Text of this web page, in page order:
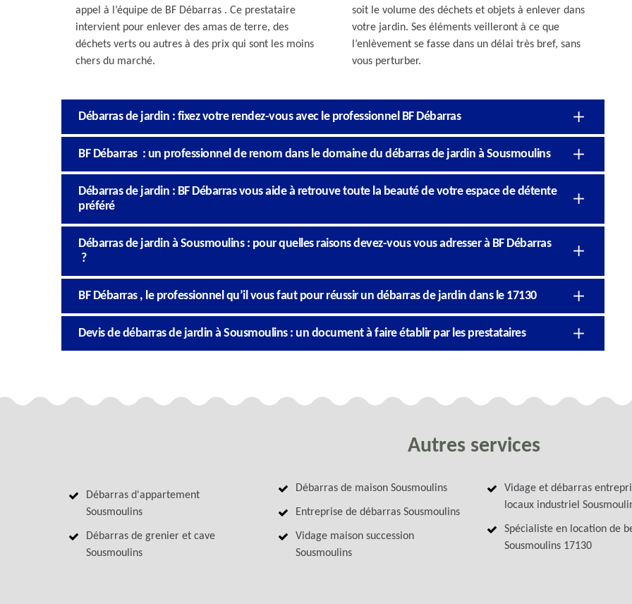
appel à l’équipe de BF Débarras . Ce prestataire
intervient pour enlever des amas de terre, des
déchets verts ou autres à des prix qui sont les moins
chers du marché.
soit le volume des déchets et objets à enlever dans
votre jardin. Ses éléments veilleront à ce que
l’enlèvement se fasse dans un délai très bref, sans
vous perturber.
Débarras de jardin : fixez votre rendez-vous avec le professionnel BF Débarras
BF Débarras : un professionnel de renom dans le domaine du débarras de jardin à Sousmoulins
Débarras de jardin : BF Débarras vous aide à retrouve toute la beauté de votre espace de détente
préféré
Débarras de jardin à Sousmoulins : pour quelles raisons devez-vous vous adresser à BF Débarras
?
BF Débarras , le professionnel qu’il vous faut pour réussir un débarras de jardin dans le 17130
Devis de débarras de jardin à Sousmoulins : un document à faire établir par les prestataires
Autres services
Débarras d'appartement
Sousmoulins
Débarras de grenier et cave
Sousmoulins
Débarras de maison Sousmoulins
Entreprise de débarras Sousmoulins
Vidage maison succession
Sousmoulins
Vidage et débarras
locaux industriel
Spécialiste en location de
Sousmoulins 17130